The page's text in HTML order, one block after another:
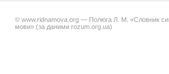
© www.ridnamova.org — Полюга Л. М. «Словник
мови» (за даними rozum.org.ua)